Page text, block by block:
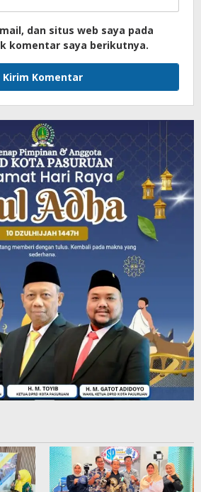
dan situs web saya pada
komentar saya berikutnya.